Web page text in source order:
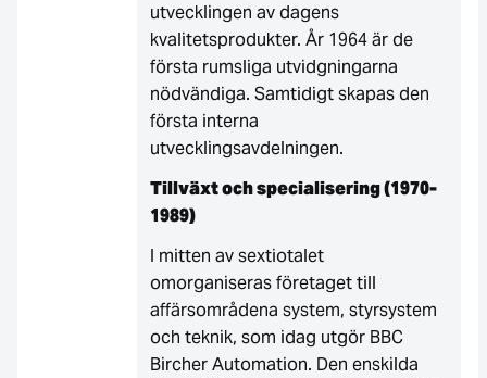
utvecklingen av dagens
kvalitetsprodukter. År 1964 är de
första rumsliga utvidgningarna
nödvändiga. Samtidigt skapas den
första interna
utvecklingsavdelningen.
Tillväxt och specialisering (1970-
1989)
I mitten av sextiotalet
omorganiseras företaget till
affärsområdena system, styrsystem
och teknik, som idag utgör BBC
Bircher Automation. Den enskilda